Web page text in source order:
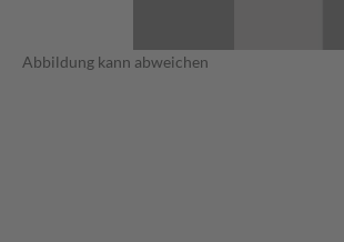
Abbildung kann abweichen